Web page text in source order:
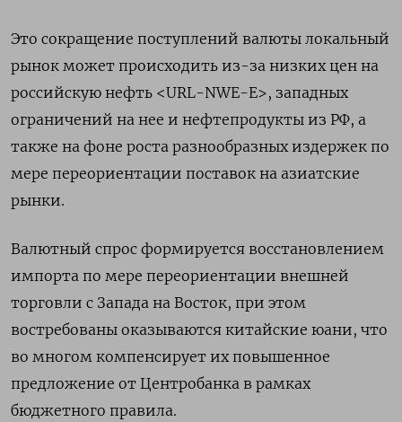
Это сокращение поступлений валюты локальный
рынок может происходить из-за низких цен на
российскую нефть <URL-NWE-E>, западных
ограничений на нее и нефтепродукты из РФ, а
также на фоне роста разнообразных издержек по
мере переориентации поставок на азиатские
рынки.
Валютный спрос формируется восстановлением
импорта по мере переориентации внешней
торговли с Запада на Восток, при этом
востребованы оказываются китайские юани, что
во многом компенсирует их повышенное
предложение от Центробанка в рамках
бюджетного правила.